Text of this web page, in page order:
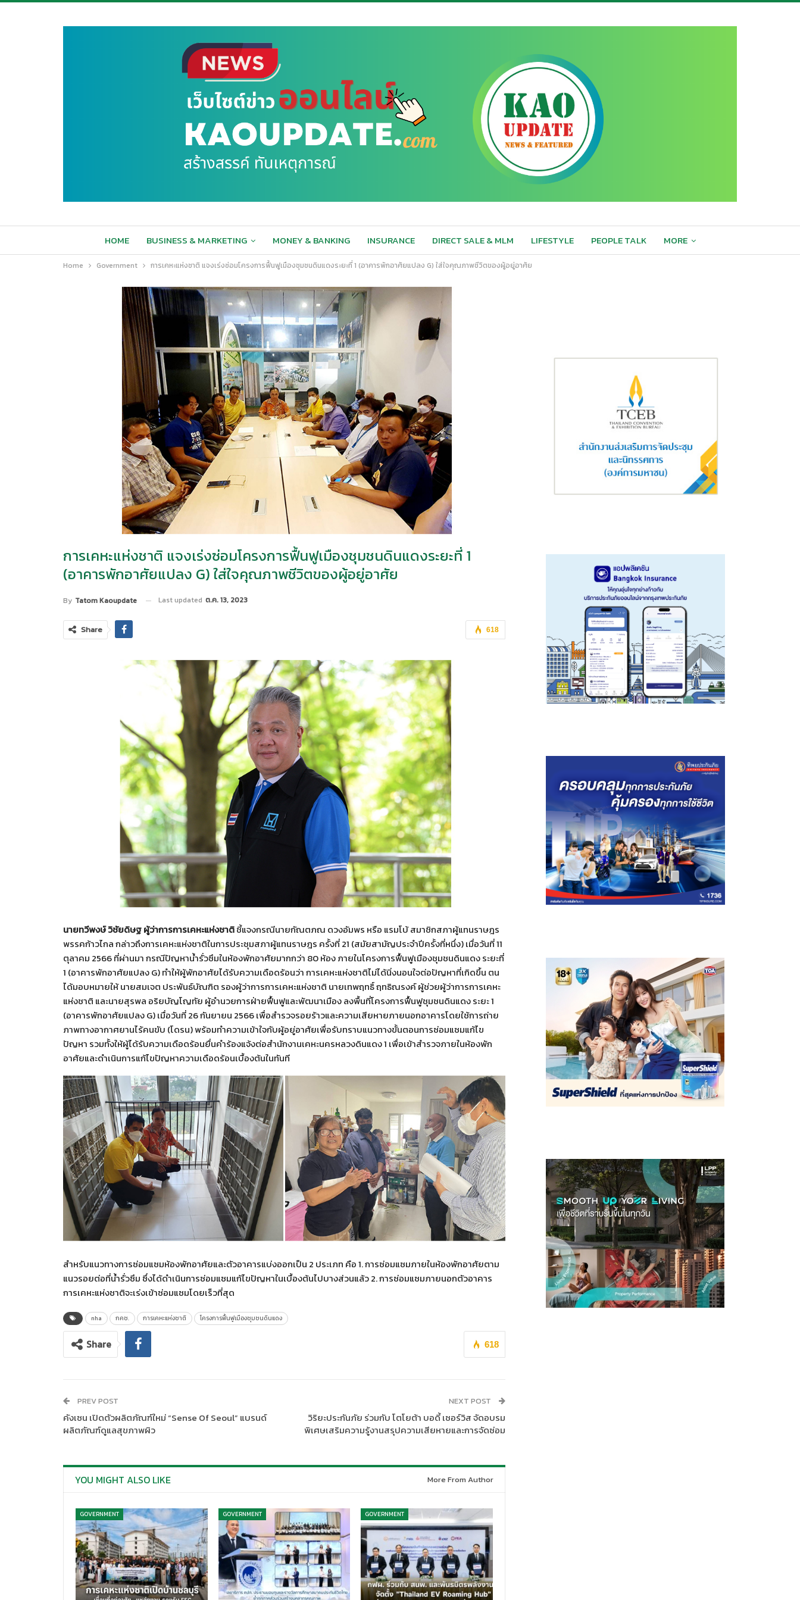
HOME BUSINESS & MARKETING MONEY & BANKING INSURANCE DIRECT SALE & MLM LIFESTYLE PEOPLE TALK MORE
Home Government การเคหะแห่งชาติ แจงเร่งซ่อมโครงการฟื้นฟูเมืองชุมชนดินแดงระยะที่ 1 (อาคารพักอาศัยแปลง G) ใส่ใจคุณภาพชีวิตของผู้อยู่อาศัย
การเคหะแห่งชาติ แจงเร่งซ่อมโครงการฟื้นฟูเมืองชุมชนดินแดงระยะที่ 1
(อาคารพักอาศัยแปลง G) ใส่ใจคุณภาพชีวิตของผู้อยู่อาศัย
By Tatom Kaoupdate Last updated ต.ค. 13, 2023
618
Share
นายทวีพงษ์ วิชัยดิษฐ ผู้ว่าการการเคหะแห่งชาติชี้แจงกรณีนายกัณตภณ ดวงอัมพร หรือ แรมโบ้ สมาชิกสภาผู้แทนราษฎร
พรรคก้าวไกล กล่าวถึงการเคหะแห่งชาติในการประชุมสภาผู้แทนราษฎร ครั้งที่ 21 (สมัยสามัญประจำปีครั้งที่หนึ่ง) เมื่อวันที่ 11
ตุลาคม 2566 ที่ผ่านมา กรณีปัญหาน้ำรั่วซึมในห้องพักอาศัยมากกว่า 80 ห้อง ภายในโครงการฟื้นฟูเมืองชุมชนดินแดง ระยะที่
1 (อาคารพักอาศัยแปลง G) ทำให้ผู้พักอาศัยได้รับความเดือดร้อนว่า การเคหะแห่งชาติไม่ได้นิ่งนอนใจต่อปัญหาที่เกิดขึ้น ตน
ได้มอบหมายให้ นายสมเจต ประพันธ์บัณฑิต รองผู้ว่าการการเคหะแห่งชาติ นายเทพฤทธิ์ ฤทธิณรงค์ ผู้ช่วยผู้ว่าการการเคหะ
แห่งชาติ และนายสุรพล อริยบัญโญทัย ผู้อำนวยการฝ่ายฟื้นฟูและพัฒนาเมือง ลงพื้นที่โครงการฟื้นฟูชุมชนดินแดง ระยะ 1
(อาคารพักอาศัยแปลง G) เมื่อวันที่ 26 กันยายน 2566 เพื่อสำรวจรอยร้าวและความเสียหายภายนอกอาคารโดยใช้การถ่าย
ภาพทางอากาศยานไร้คนขับ (โดรน) พร้อมทำความเข้าใจกับผู้อยู่อาศัยเพื่อรับทราบแนวทางขั้นตอนการซ่อมแซมแก้ไข
ปัญหา รวมทั้งให้ผู้ได้รับความเดือดร้อนยื่นคำร้องแจ้งต่อสำนักงานเคหะนครหลวงดินแดง 1 เพื่อเข้าสำรวจภายในห้องพัก
อาศัยและดำเนินการแก้ไขปัญหาความเดือดร้อนเบื้องต้นในทันที
สำหรับแนวทางการซ่อมแซมห้องพักอาศัยและตัวอาคารแบ่งออกเป็น 2 ประเภท คือ 1. การซ่อมแซมภายในห้องพักอาศัยตาม
แนวรอยต่อที่น้ำรั่วซึม ซึ่งได้ดำเนินการซ่อมแซมแก้ไขปัญหาในเบื้องต้นไปบางส่วนแล้ว 2. การซ่อมแซมภายนอกตัวอาคาร
การเคหะแห่งชาติจะเร่งเข้าซ่อมแซมโดยเร็วที่สุด
nha กคช. การเคหะแห่งชาติ โครงการฟื้นฟูเมืองชุมชนดินแดง
618
Share
PREV POST
คังเซน เปิดตัวผลิตภัณฑ์ใหม่ “Sense Of Seoul” แบรนด์
ผลิตภัณฑ์ดูแลสุขภาพผิว
NEXT POST
วิริยะประกันภัย ร่วมกับ โตโยต้า บอดี้ เซอร์วิส จัดอบรม
พิเศษเสริมความรู้งานสรุปความเสียหายและการจัดซ่อม
YOU MIGHT ALSO LIKE More From Author
GOVERNMENT GOVERNMENT GOVERNMENT